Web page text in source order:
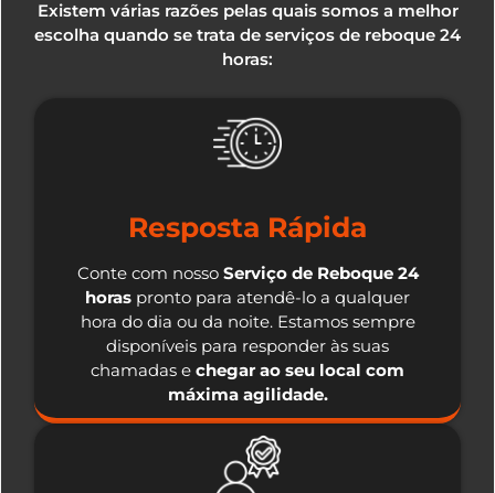
Existem várias razões pelas quais somos a melhor
escolha quando se trata de serviços de reboque 24
horas:
Resposta Rápida
Conte com nosso Serviço de Reboque 24
horas pronto para atendê-lo a qualquer
hora do dia ou da noite. Estamos sempre
disponíveis para responder às suas
chamadas e chegar ao seu local com
máxima agilidade.